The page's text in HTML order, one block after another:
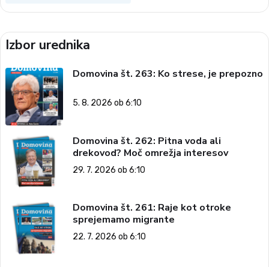
Izbor urednika
Domovina št. 263: Ko strese, je prepozno
5. 8. 2026 ob 6:10
Domovina št. 262: Pitna voda ali
drekovod? Moč omrežja interesov
29. 7. 2026 ob 6:10
Domovina št. 261: Raje kot otroke
sprejemamo migrante
22. 7. 2026 ob 6:10